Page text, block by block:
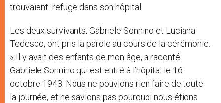
trouvaient refuge dans son hôpital.
Les deux survivants, Gabriele Sonnino et Luciana
Tedesco, ont pris la parole au cours de la cérémonie.
« Il y avait des enfants de mon âge, a raconté
Gabriele Sonnino qui est entré à l’hôpital le 16
octobre 1943. Nous ne pouvions rien faire de toute
la journée, et ne savions pas pourquoi nous étions